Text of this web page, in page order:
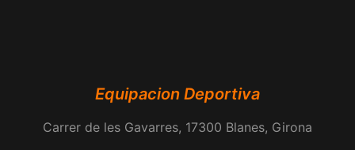
Equipacion Deportiva
Carrer de les Gavarres, 17300 Blanes, Girona